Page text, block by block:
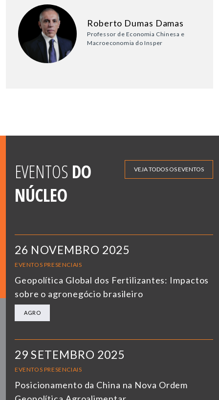
Roberto Dumas Damas
Professor de Economia Chinesa e
Macroeconomia do Insper
EVENTOS DO
NÚCLEO
VEJA TODOS OS EVENTOS
26 NOVEMBRO 2025
EVENTOS PRESENCIAIS
Geopolítica Global dos Fertilizantes: Impactos
sobre o agronegócio brasileiro
AGRO
29 SETEMBRO 2025
EVENTOS PRESENCIAIS
Posicionamento da China na Nova Ordem